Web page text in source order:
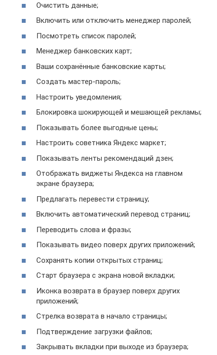
Очистить данные;
Включить или отключить менеджер паролей;
Посмотреть список паролей;
Менеджер банковских карт;
Ваши сохранённые банковские карты;
Создать мастер-пароль;
Настроить уведомления;
Блокировка шокирующей и мешающей рекламы;
Показывать более выгодные цены;
Настроить советника Яндекс маркет;
Показывать ленты рекомендаций дзен;
Отображать виджеты Яндекса на главном
экране браузера;
Предлагать перевести страницу;
Включить автоматический перевод страниц;
Переводить слова и фразы;
Показывать видео поверх других приложений;
Сохранять копии открытых страниц;
Старт браузера с экрана новой вкладки;
Иконка возврата в браузер поверх других
приложений;
Стрелка возврата в начало страницы;
Подтверждение загрузки файлов;
Закрывать вкладки при выходе из браузера;